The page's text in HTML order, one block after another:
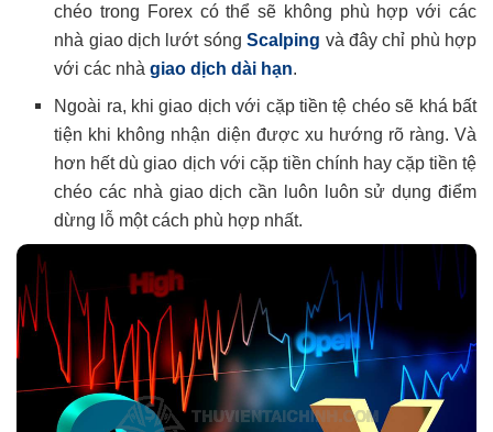
chéo trong Forex có thể sẽ không phù hợp với các
nhà giao dịch lướt sóngScalping và đây chỉ phù hợp
với các nhàgiao dịch dài hạn.
Ngoài ra, khi giao dịch với cặp tiền tệ chéo sẽ khá bất
tiện khi không nhận diện được xu hướng rõ ràng. Và
hơn hết dù giao dịch với cặp tiền chính hay cặp tiền tệ
chéo các nhà giao dịch cần luôn luôn sử dụng điểm
dừng lỗ một cách phù hợp nhất.